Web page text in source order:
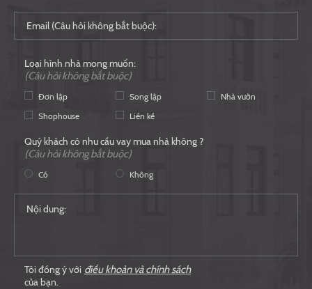
Loại hình nhà mong muốn:
(Câu hỏi không bắt buộc)
Đơn lập Song lập
Nhà vườn
Shophouse
Liền kề
Quý khách có nhu cầu vay mua nhà không ?
(Câu hỏi không bắt buộc)
Có Không
Tôi đồng ý với điều khoản và chính sách
của bạn.